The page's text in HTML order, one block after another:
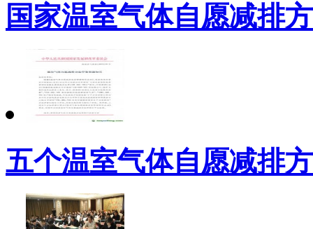
国家温室气体自愿减排
五个温室气体自愿减排